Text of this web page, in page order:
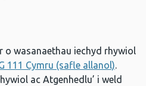
o wasanaethau iechyd rhywiol
111 Cymru (safle allanol).
ac Atgenhedlu’ i weld